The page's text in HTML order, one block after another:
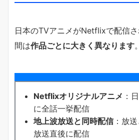
日本のTVアニメがNetflixで配信
間は作品ごとに大きく異なります。
Netflixオリジナルアニメ ：
に全話一挙配信
地上波放送と同時配信：放
放送直後に配信